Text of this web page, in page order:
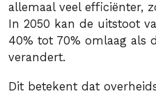
allemaal veel efficiënter,
In 2050 kan de uitstoot
40% tot 70% omlaag als
verandert.
Dit betekent dat